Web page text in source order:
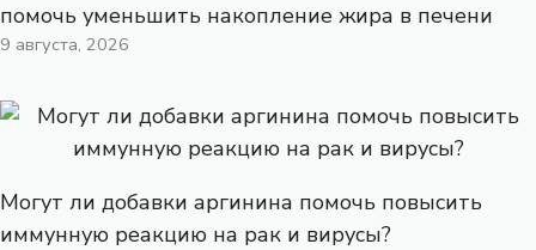
помочь уменьшить накопление жира в печени
9 августа, 2026
Могут ли добавки аргинина помочь повысить
иммунную реакцию на рак и вирусы?